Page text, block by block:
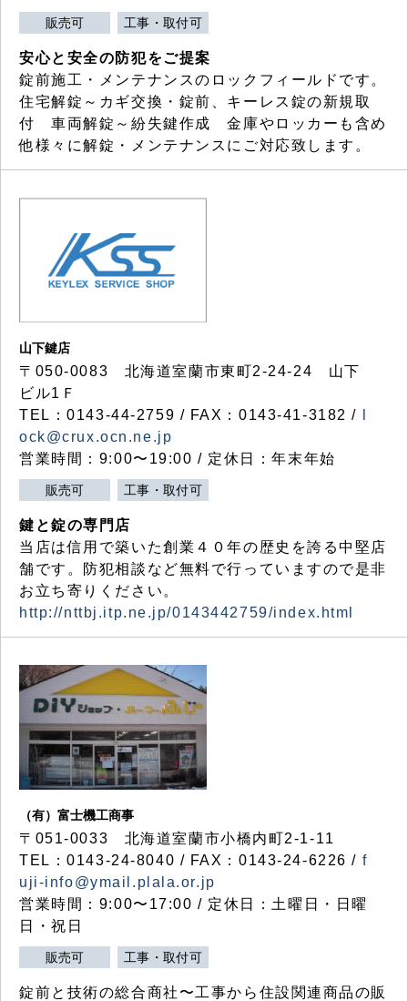
販売可 工事・取付可
安心と安全の防犯をご提案
錠前施工・メンテナンスのロックフィールドです。
住宅解錠～カギ交換・錠前、キーレス錠の新規取
付 車両解錠～紛失鍵作成 金庫やロッカーも含め
他様々に解錠・メンテナンスにご対応致します。
山下鍵店
〒050-0083 北海道室蘭市東町2-24-24 山下
ビル1Ｆ
TEL：0143-44-2759 / FAX：0143-41-3182 /
ock@crux.ocn.ne.jp
営業時間：9:00〜19:00 / 定休日：年末年始
販売可 工事・取付可
鍵と錠の専門店
当店は信用で築いた創業４０年の歴史を誇る中堅店
舗です。防犯相談など無料で行っていますので是非
お立ち寄りください。
http://nttbj.itp.ne.jp/0143442759/index.html
（有）富士機工商事
〒051-0033 北海道室蘭市小橋内町2-1-11
TEL：0143-24-8040 / FAX：0143-24-6226 / f
uji-info@ymail.plala.or.jp
営業時間：9:00〜17:00 / 定休日：土曜日・日曜
日・祝日
販売可 工事・取付可
錠前と技術の総合商社〜工事から住設関連商品の販